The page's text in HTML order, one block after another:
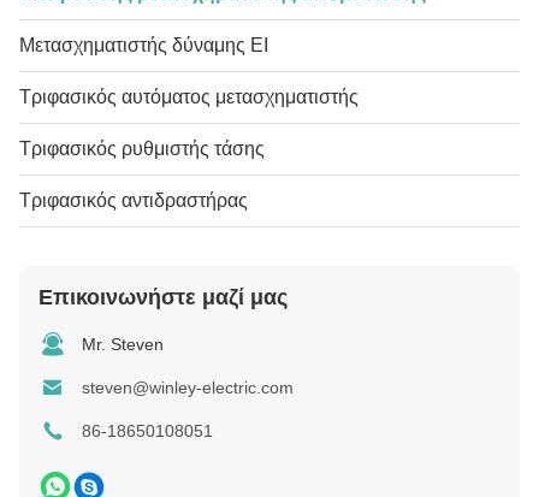
Μετασχηματιστής δύναμης EI
Τριφασικός αυτόματος μετασχηματιστής
Τριφασικός ρυθμιστής τάσης
Τριφασικός αντιδραστήρας
Επικοινωνήστε μαζί μας
Mr. Steven
steven@winley-electric.com
86-18650108051